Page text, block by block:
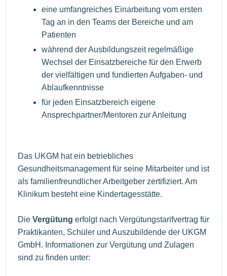
eine umfangreiches Einarbeitung vom ersten
Tag an in den Teams der Bereiche und am
Patienten
während der Ausbildungszeit regelmäßige
Wechsel der Einsatzbereiche für den Erwerb
der vielfältigen und fundierten Aufgaben- und
Ablaufkenntnisse
für jeden Einsatzbereich eigene
Ansprechpartner/Mentoren zur Anleitung
Das UKGM hat ein betriebliches
Gesundheitsmanagement für seine Mitarbeiter und ist
als familienfreundlicher Arbeitgeber zertifiziert. Am
Klinikum besteht eine Kindertagesstätte.
Die Vergütung erfolgt nach Vergütungstarifvertrag für
Praktikanten, Schüler und Auszubildende der UKGM
GmbH. Informationen zur Vergütung und Zulagen
sind zu finden unter: